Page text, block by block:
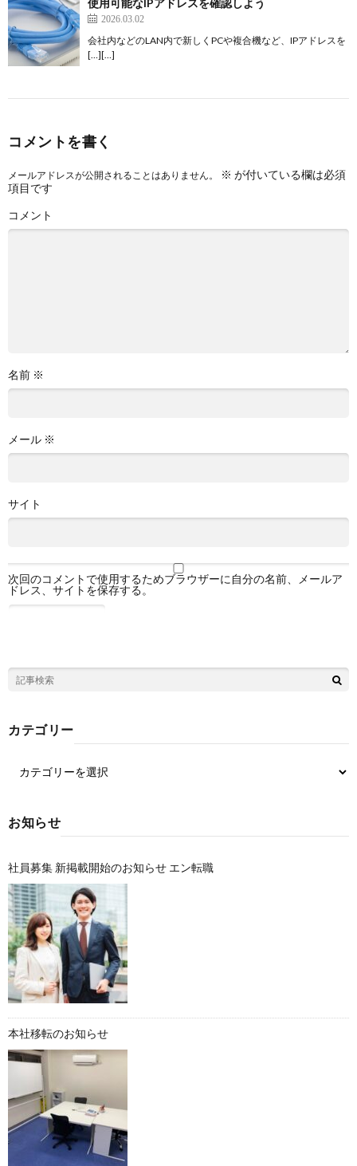
使用可能なIPアドレスを確認しよう
2026.03.02
会社内などのLAN内で新しくPCや複合機など、IPアドレスを
[…][…]
コメントを書く
メールアドレスが公開されることはありません。 ※ が付いている欄は必須
項目です
コメント
名前 ※
メール ※
サイト
次回のコメントで使用するためブラウザーに自分の名前、メールア
ドレス、サイトを保存する。
カテゴリー
お知らせ
社員募集 新掲載開始のお知らせ エン転職
本社移転のお知らせ